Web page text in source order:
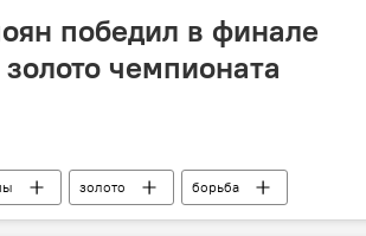
победил в финале
чемпионата
золото борьба